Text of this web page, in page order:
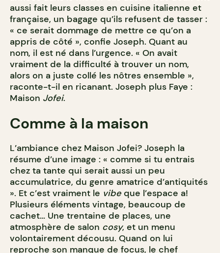
aussi fait leurs classes en cuisine italienne et
française, un bagage qu’ils refusent de tasser :
« ce serait dommage de mettre ce qu’on a
appris de côté », confie Joseph. Quant au
nom, il est né dans l’urgence. « On avait
vraiment de la difficulté à trouver un nom,
alors on a juste collé les nôtres ensemble »,
raconte-t-il en ricanant. Joseph plus Faye :
Maison Jofei.
Comme à la maison
L’ambiance chez Maison Jofei? Joseph la
résume d’une image : « comme si tu entrais
chez ta tante qui serait aussi un peu
accumulatrice, du genre amatrice d’antiquités
». Et c’est vraiment le vibe que l’espace a!
Plusieurs éléments vintage, beaucoup de
cachet… Une trentaine de places, une
atmosphère de salon cosy, et un menu
volontairement décousu. Quand on lui
reproche son manque de focus, le chef